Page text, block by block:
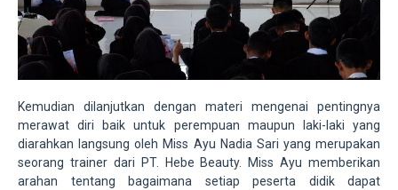
Kemudian dilanjutkan dengan materi mengenai pentingnya
merawat diri baik untuk perempuan maupun laki-laki yang
diarahkan langsung oleh Miss Ayu Nadia Sari yang merupakan
seorang trainer dari PT. Hebe Beauty. Miss Ayu memberikan
arahan tentang bagaimana setiap peserta didik dapat